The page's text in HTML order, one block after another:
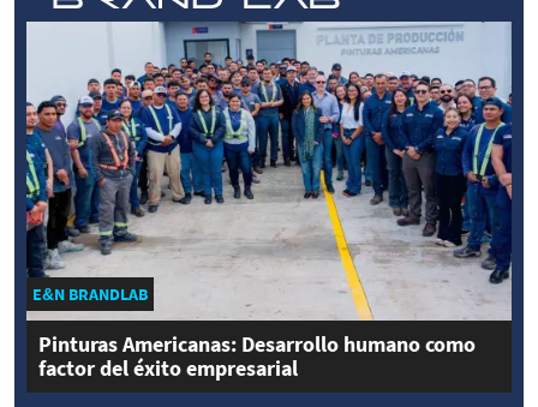
E&N BRANDLAB
Pinturas Americanas: Desarrollo humano como
factor del éxito empresarial